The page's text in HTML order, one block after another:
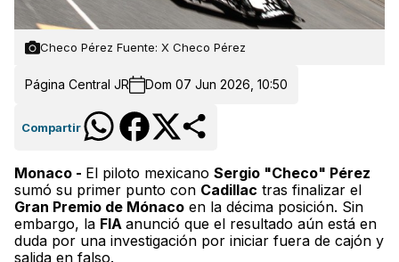
Checo Pérez Fuente: X Checo Pérez
Página Central JR Dom 07 Jun 2026, 10:50
Compartir
Monaco - El piloto mexicano Sergio "Checo" Pérez
sumó su primer punto con Cadillac tras finalizar el
Gran Premio de Mónaco en la décima posición. Sin
embargo, la FIA anunció que el resultado aún está en
duda por una investigación por iniciar fuera de cajón y
salida en falso.